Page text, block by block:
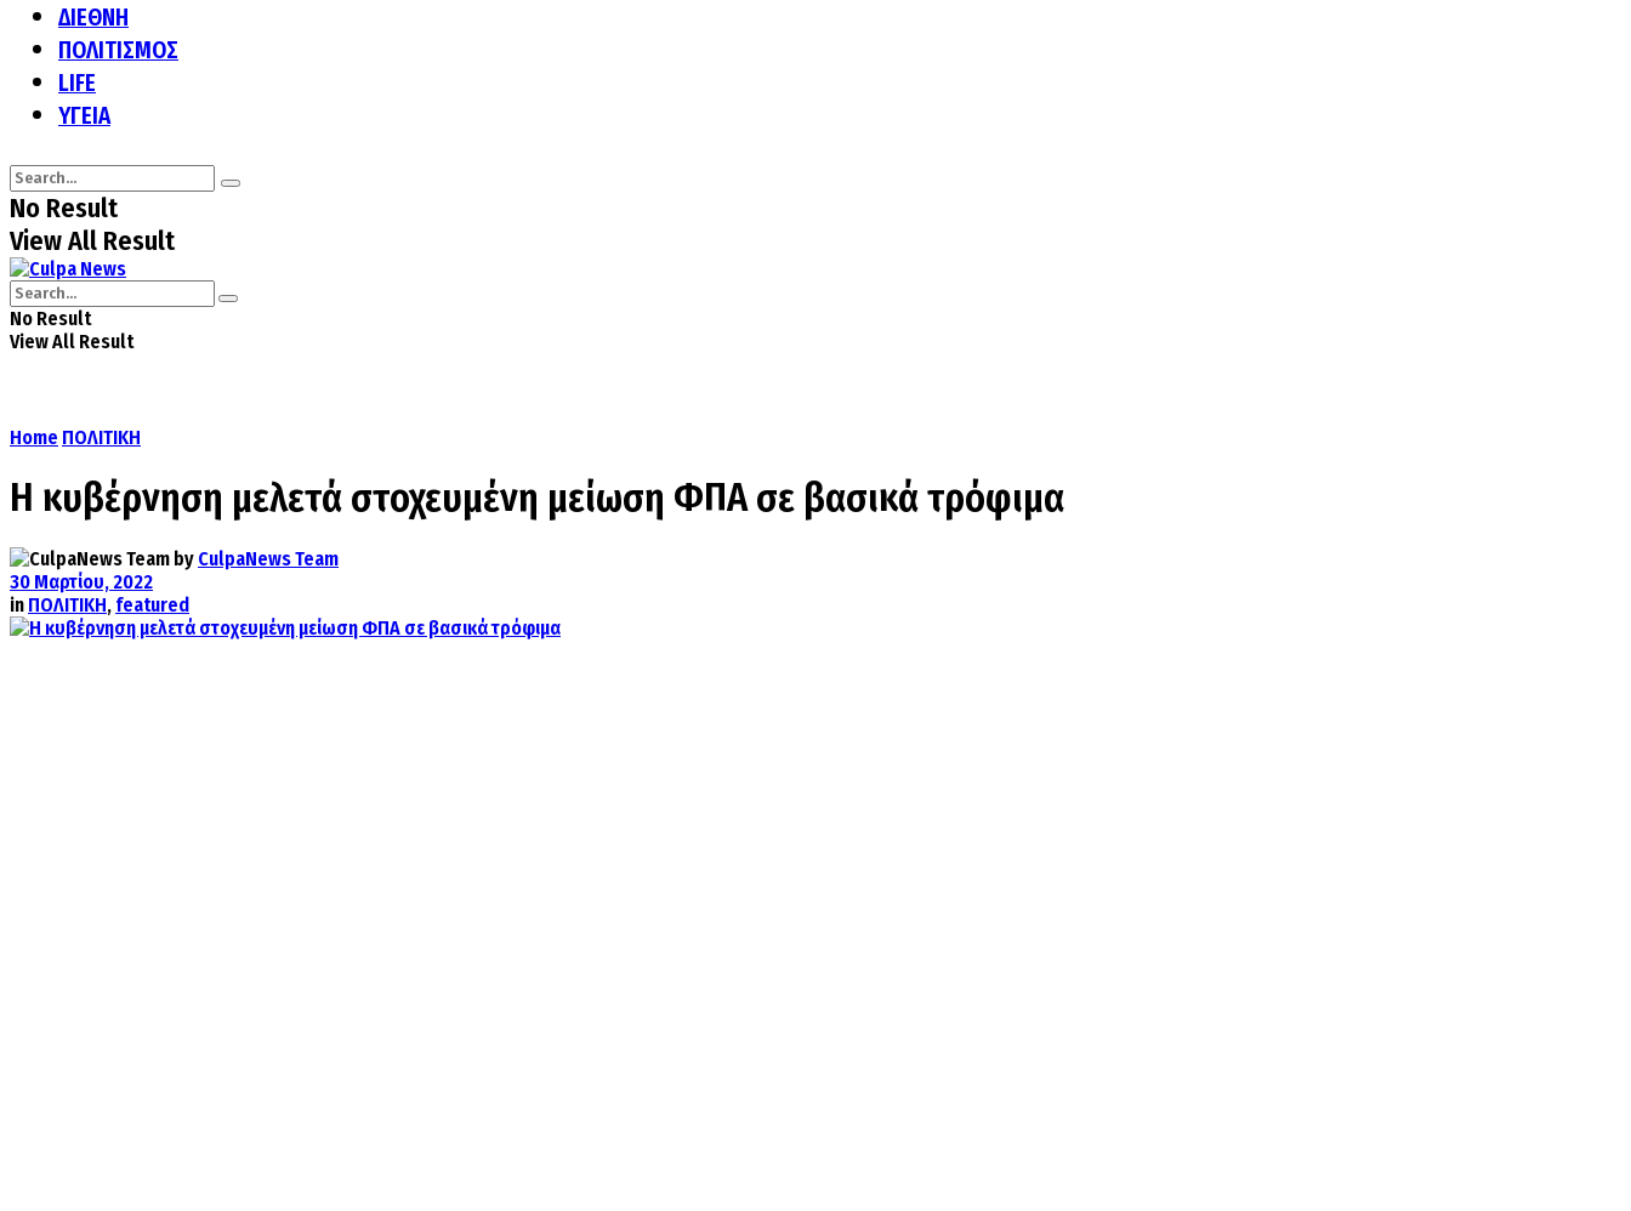
ΔΙΕΘΝΗ
ΠΟΛΙΤΙΣΜΟΣ
LIFE
ΥΓΕΙΑ
No Result
View All Result
No Result
View All Result
Home ΠΟΛΙΤΙΚΗ
Η κυβέρνηση μελετά στοχευμένη μείωση ΦΠΑ σε βασικά τρόφιμα
by CulpaNews Team
30 Μαρτίου, 2022
in ΠΟΛΙΤΙΚΗ, featured